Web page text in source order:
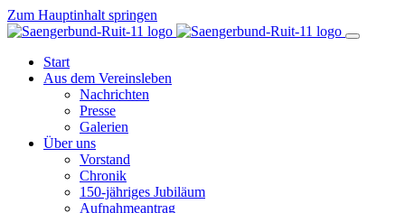
Zum Hauptinhalt springen
Start
Aus dem Vereinsleben
Nachrichten
Presse
Galerien
Über uns
Vorstand
Chronik
150-jähriges Jubiläum
Aufnahmeantrag